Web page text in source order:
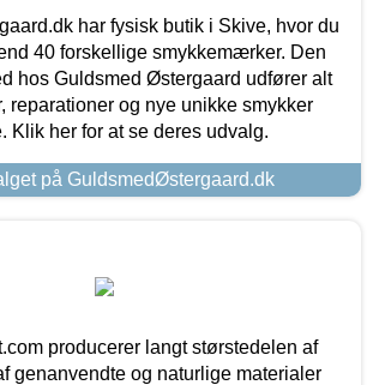
har fysisk butik i Skive, hvor du
40 forskellige smykkemærker. Den
hos Guldsmed Østergaard udfører alt
reparationer og nye unikke smykker
Klik her for at se deres udvalg.
på GuldsmedØstergaard.dk
producerer langt størstedelen af
genanvendte og naturlige materialer